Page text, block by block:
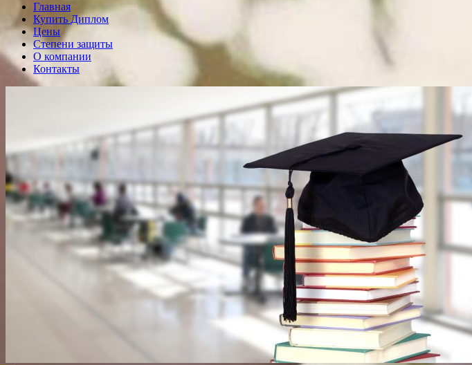
Главная
Купить Диплом
Цены
Степени защиты
О компании
Контакты